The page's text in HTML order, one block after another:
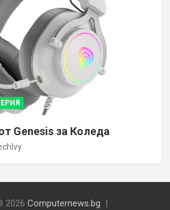
Genesis за Коледа
2026 Computernews.bg